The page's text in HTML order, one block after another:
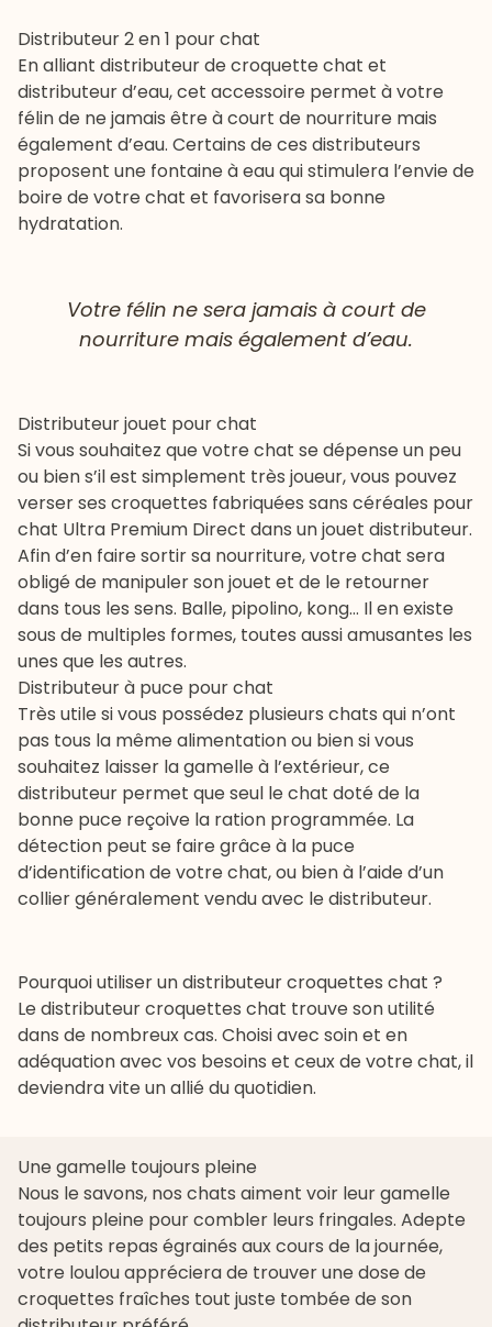
Distributeur 2 en 1 pour chat
En alliant distributeur de croquette chat et
distributeur d’eau, cet accessoire permet à votre
félin de ne jamais être à court de nourriture mais
également d’eau. Certains de ces distributeurs
proposent une fontaine à eau qui stimulera l’envie de
boire de votre chat et favorisera sa bonne
hydratation.
Votre félin ne sera jamais à court de
nourriture mais également d’eau.
Distributeur jouet pour chat
Si vous souhaitez que votre chat se dépense un peu
ou bien s’il est simplement très joueur, vous pouvez
verser ses croquettes fabriquées sans céréales pour
chat Ultra Premium Direct dans un jouet distributeur.
Afin d’en faire sortir sa nourriture, votre chat sera
obligé de manipuler son jouet et de le retourner
dans tous les sens. Balle, pipolino, kong… Il en existe
sous de multiples formes, toutes aussi amusantes les
unes que les autres.
Distributeur à puce pour chat
Très utile si vous possédez plusieurs chats qui n’ont
pas tous la même alimentation ou bien si vous
souhaitez laisser la gamelle à l’extérieur, ce
distributeur permet que seul le chat doté de la
bonne puce reçoive la ration programmée. La
détection peut se faire grâce à la puce
d’identification de votre chat, ou bien à l’aide d’un
collier généralement vendu avec le distributeur.
Pourquoi utiliser un distributeur croquettes chat ?
Le distributeur croquettes chat trouve son utilité
dans de nombreux cas. Choisi avec soin et en
adéquation avec vos besoins et ceux de votre chat, il
deviendra vite un allié du quotidien.
Une gamelle toujours pleine
Nous le savons, nos chats aiment voir leur gamelle
toujours pleine pour combler leurs fringales. Adepte
des petits repas égrainés aux cours de la journée,
votre loulou appréciera de trouver une dose de
croquettes fraîches tout juste tombée de son